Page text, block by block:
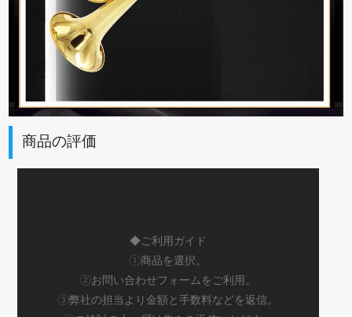
商品の評価
◆ご利用ガイド
①商品を選択。
②お問い合わせフォームをご利用。
③弊社の担当より金額と手数料などを返信。